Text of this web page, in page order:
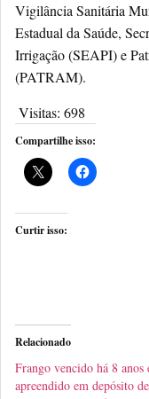
Vigilância Sanitária
Estadual da Saúde,
Irrigação (SEAPI) e
(PATRAM).
Visitas: 698
Compartilhe isso:
Curtir isso:
Relacionado
Frango vencido há 8 anos
apreendido em depósito de